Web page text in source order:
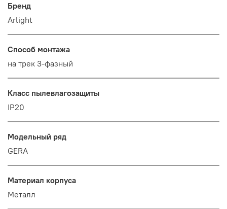
Бренд
Arlight
Способ монтажа
на трек 3-фазный
Класс пылевлагозащиты
IP20
Модельный ряд
GERA
Материал корпуса
Металл